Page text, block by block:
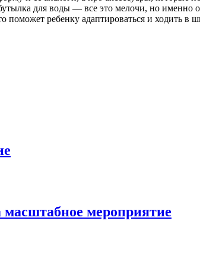
для воды — все это мелочи, но именно
ребенку адаптироваться и ходить в
масштабное мероприятие